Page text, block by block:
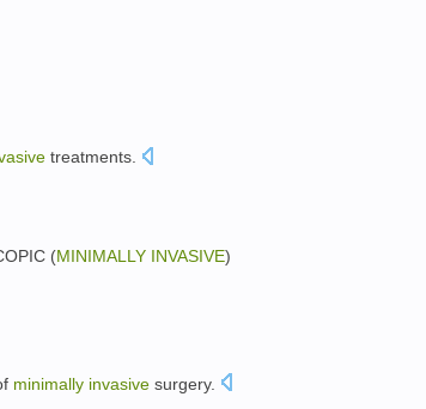
treatments
(MINIMALLY INVASIVE)
minimally invasive surgery.